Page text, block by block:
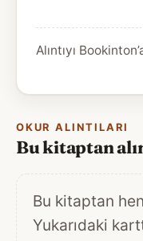
Alıntıyı
OKUR ALINTILARI
Bu kitaptan
Bu kitaptan
Yukarıdaki